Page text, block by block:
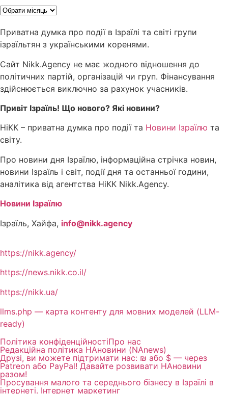
Приватна думка про події в Ізраїлі та світі групи
ізраїльтян з українськими коренями.
Сайт Nikk.Agency не має жодного відношення до
політичних партій, організацій чи груп. Фінансування
здійснюється виключно за рахунок учасників.
Привіт Ізраїль! Що нового? Які новини?
НіКК – приватна думка про події та Новини Ізраїлю та
світу.
Про новини дня Ізраїлю, інформаційна стрічка новин,
новини Ізраїль і світ, події дня та останньої години,
аналітика від агентства НіКК Nikk.Agency.
Новини Ізраїлю
Ізраїль, Хайфа, info@nikk.agency
https://nikk.agency/
https://news.nikk.co.il/
https://nikk.ua/
llms.php — карта контенту для мовних моделей (LLM-
ready)
Політика конфіденційностіПро нас
Редакційна політика НАновини (NAnews)
Друзі, ви можете підтримати нас: ₪ або $ — через
Patreon або PayPal! Давайте розвивати НАновини
разом!
Просування малого та середнього бізнесу в Ізраїлі в
інтернеті. Інтернет маркетинг